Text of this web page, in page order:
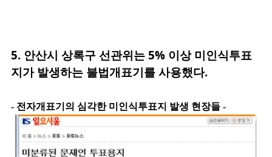
5. 안산시 상록구 선관위는 5% 이상 미인식투표
지가 발생하는 불법개표기를 사용했다.
- 전자개표기의 심각한 미인식투표지 발생 현장들 -